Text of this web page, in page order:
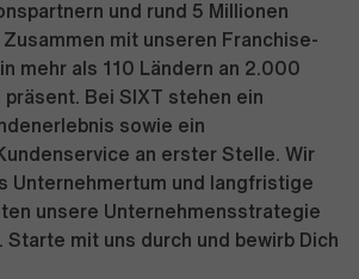
und rund 5 Millionen
mit unseren Franchise-
mehr als 110 Ländern an 2.000
Bei SIXT stehen ein
sowie ein
an erster Stelle. Wir
Unternehmertum und langfristige
unsere Unternehmensstrategie
Starte mit uns durch und bewirb Dich